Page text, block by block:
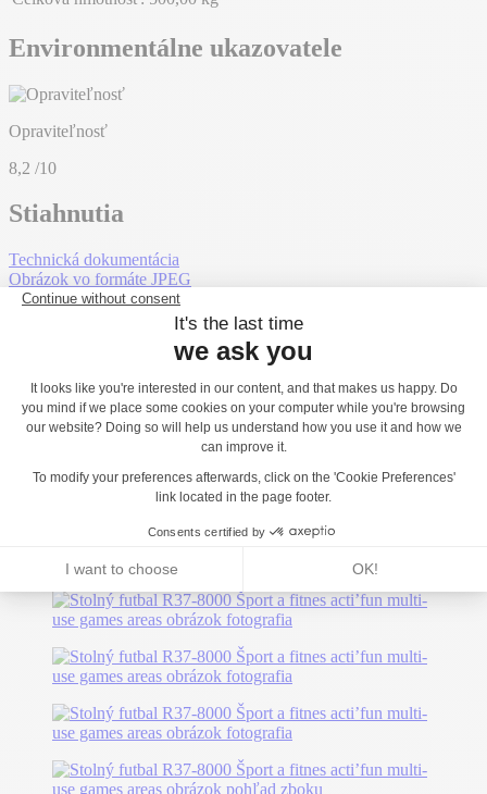
Environmentálne ukazovatele
Opraviteľnosť
8,2 /10
Stiahnutia
Technická dokumentácia
Obrázok vo formáte JPEG
2D DXF
Osvedčenia
Všetky hry a športové potreby v našej štandardnej ponuke sú
certifikované nezávislým laboratóriom.